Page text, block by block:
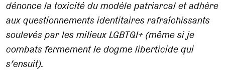
dénonce la toxicité du modèle patriarcal et adhère
aux questionnements identitaires rafraîchissants
soulevés par les milieux LGBTQI+ (même si je
combats fermement le dogme liberticide qui
s’ensuit).